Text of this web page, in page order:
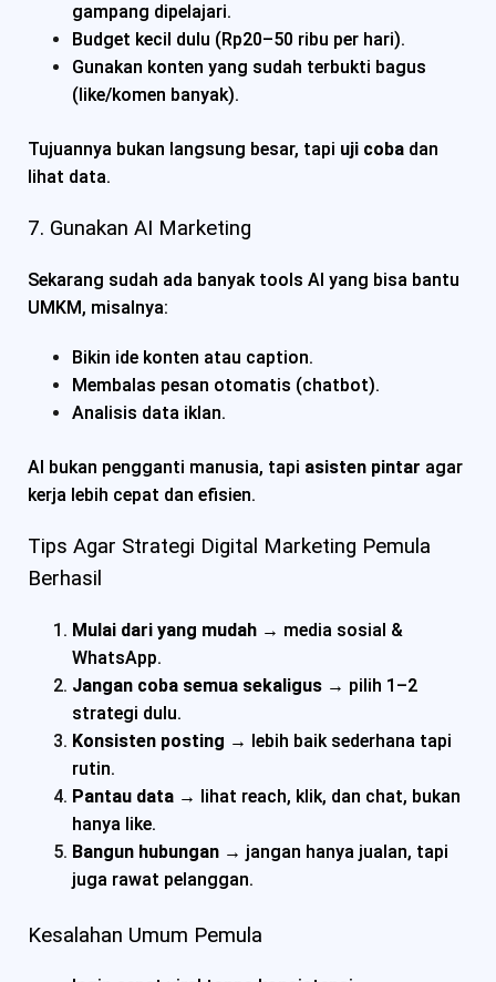
gampang dipelajari.
Budget kecil dulu (Rp20–50 ribu per hari).
Gunakan konten yang sudah terbukti bagus
(like/komen banyak).
Tujuannya bukan langsung besar, tapi uji coba dan
lihat data.
7. Gunakan AI Marketing
Sekarang sudah ada banyak tools AI yang bisa bantu
UMKM, misalnya:
Bikin ide konten atau caption.
Membalas pesan otomatis (chatbot).
Analisis data iklan.
AI bukan pengganti manusia, tapi asisten pintar agar
kerja lebih cepat dan efisien.
Tips Agar Strategi Digital Marketing Pemula
Berhasil
Mulai dari yang mudah → media sosial &
WhatsApp.
Jangan coba semua sekaligus → pilih 1–2
strategi dulu.
Konsisten posting → lebih baik sederhana tapi
rutin.
Pantau data → lihat reach, klik, dan chat, bukan
hanya like.
Bangun hubungan → jangan hanya jualan, tapi
juga rawat pelanggan.
Kesalahan Umum Pemula